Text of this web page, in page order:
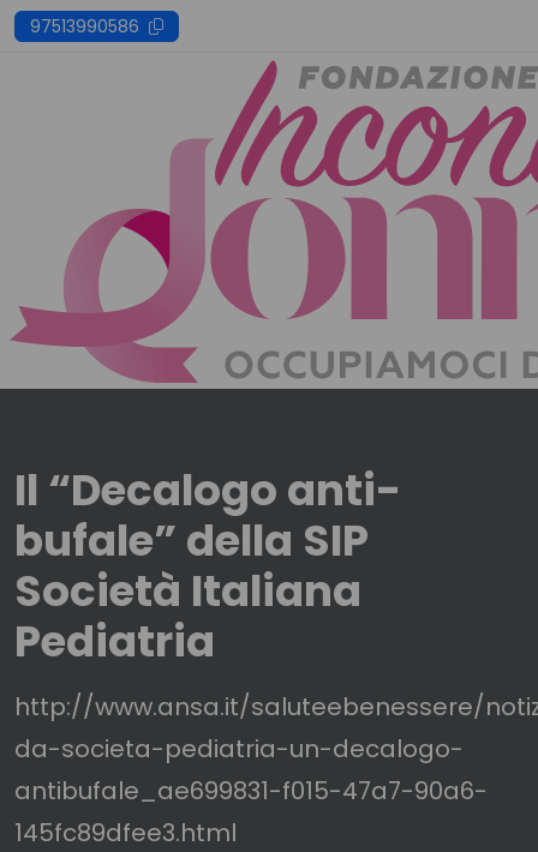
Skip
to
97513990586
Il “Decalogo anti-
bufale” della SIP
Società Italiana
Pediatria
http://www.ansa.it/saluteebenessere/
da-societa-pediatria-un-decalogo-
antibufale_ae699831-f015-47a7-90a6-
145fc89dfee3.html